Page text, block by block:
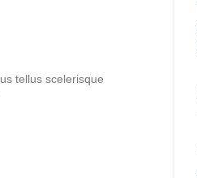
tellus scelerisque